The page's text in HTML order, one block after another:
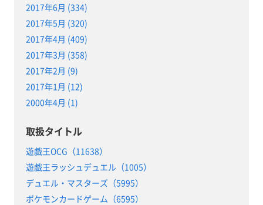
2017年6月 (334)
2017年5月 (320)
2017年4月 (409)
2017年3月 (358)
2017年2月 (9)
2017年1月 (12)
2000年4月 (1)
取扱タイトル
遊戯王OCG（11638）
遊戯王ラッシュデュエル（1005）
デュエル・マスターズ（5995）
ポケモンカードゲーム（6595）